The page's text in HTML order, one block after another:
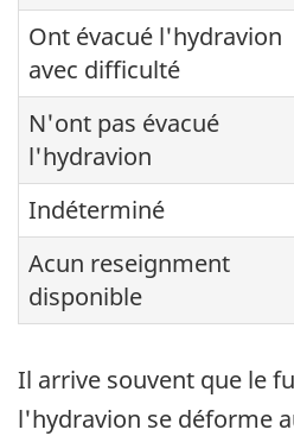
Ont évacué l'hydravion
avec difficulté
N'ont pas évacué
l'hydravion
Indéterminé
Acun reseignment
disponible
Il arrive souvent que le
l'hydravion se déforme